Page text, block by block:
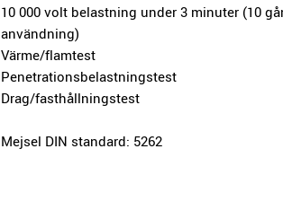
10 000 volt belastning under 3 minuter (10
användning)
Värme/flamtest
Penetrationsbelastningstest
Drag/fasthållningstest
Mejsel DIN standard: 5262